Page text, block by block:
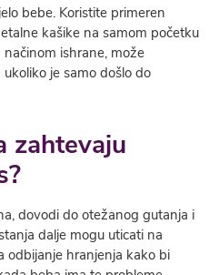
bebe. Koristite primeren
kašike na samom početku
ishrane, može
je samo došlo do
zahtevaju
dovodi do otežanog gutanja i
dalje mogu uticati na
odbijanje hranjenja kako bi